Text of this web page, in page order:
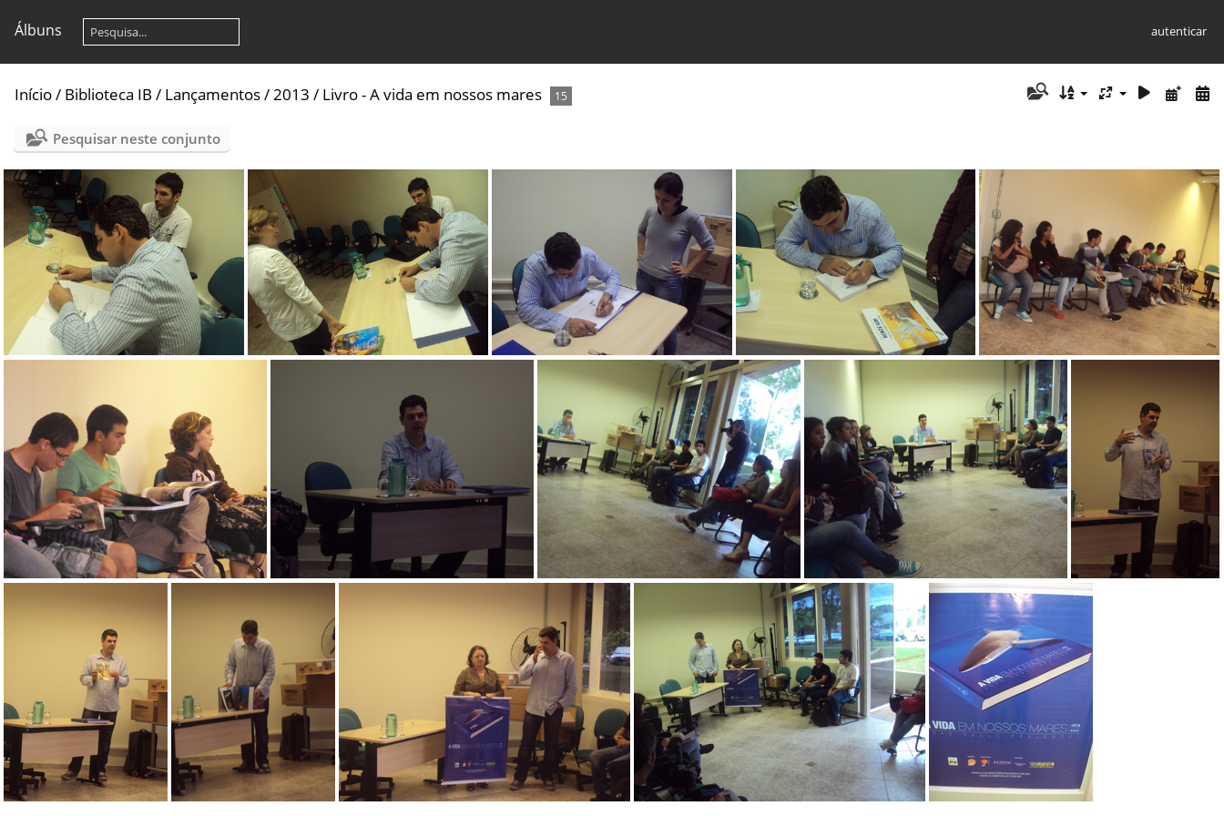
Álbuns autenticar
Início/ Biblioteca IB / Lançamentos/2013 / Livro - A vida em nossos mares 15
Pesquisar neste conjunto
A vida em nossos mares (15) A vida em nossos mares (14) A vida em nossos mares (13) A vida em nossos mares (12) A vida em nossos mares (11)
A vida em nossos mares (10) A vida em nossos mares (9) A vida em nossos mares (8) A vida em nossos mares (7)